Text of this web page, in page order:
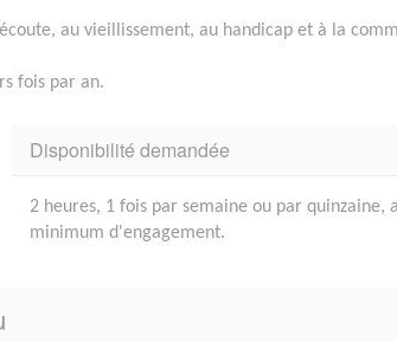
au vieillissement, au handicap et à la
fois par an.
Disponibilité demandée
2 heures, 1 fois par semaine ou par quinzaine,
minimum d'engagement.